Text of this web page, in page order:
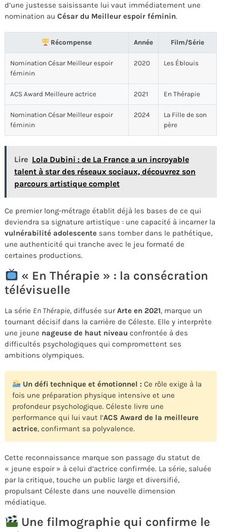
d’une justesse saisissante lui vaut immédiatement une
nomination au César du Meilleur espoir féminin.
Récompense Année Film/Série
Nomination César Meilleur espoir
féminin
2020 Les Éblouis
ACS Award Meilleure actrice 2021 En Thérapie
Nomination César Meilleur espoir
féminin
2024
La Fille de son
père
Lire Lola Dubini : de La France a un incroyable
talent à star des réseaux sociaux, découvrez son
parcours artistique complet
Ce premier long-métrage établit déjà les bases de ce qui
deviendra sa signature artistique : une capacité à incarner la
vulnérabilité adolescente sans tomber dans le pathétique,
une authenticité qui tranche avec le jeu formaté de
certaines productions.
« En Thérapie » : la consécration
télévisuelle
La série En Thérapie, diffusée surArte en 2021, marque un
tournant décisif dans la carrière de Céleste. Elle y interprète
une jeune nageuse de haut niveau confrontée à des
difficultés psychologiques qui compromettent ses
ambitions olympiques.
Un défi technique et émotionnel : Ce rôle exige à la
fois une préparation physique intensive et une
profondeur psychologique. Céleste livre une
performance qui lui vaut l’ACS Award de la meilleure
actrice, confirmant sa polyvalence.
Cette reconnaissance marque son passage du statut de
« jeune espoir » à celui d’actrice confirmée. La série, saluée
par la critique, touche un public large et diversifié,
propulsant Céleste dans une nouvelle dimension
médiatique.
Une filmographie qui confirme le